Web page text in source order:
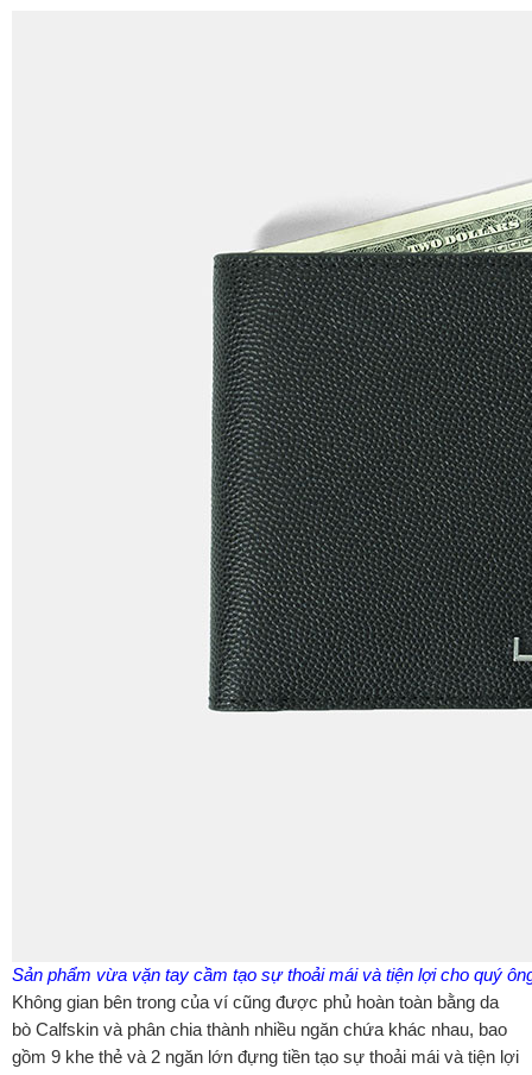
Sản phẩm vừa vặn tay cầm tạo sự thoải mái và tiện lợi cho quý
Không gian bên trong của ví cũng được phủ hoàn toàn bằng da
bò Calfskin và phân chia thành nhiều ngăn chứa khác nhau, bao
gồm 9 khe thẻ và 2 ngăn lớn đựng tiền tạo sự thoải mái và tiện lợi